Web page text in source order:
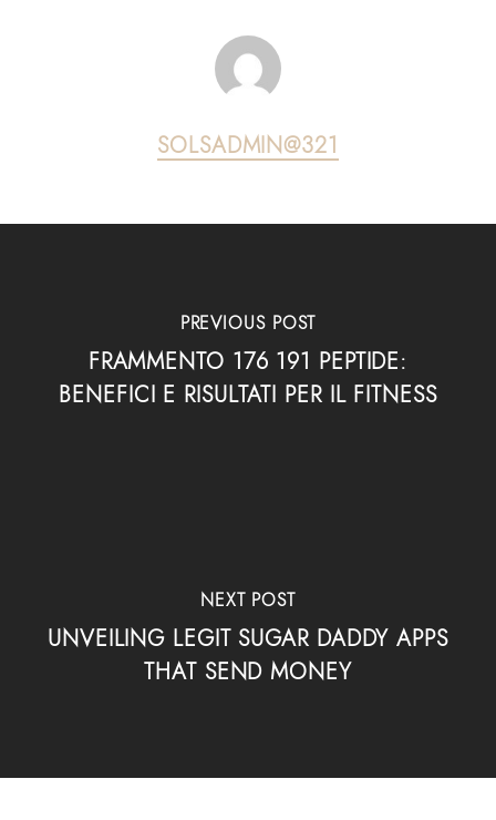
SOLSADMIN@321
PREVIOUS POST
FRAMMENTO 176 191 PEPTIDE:
BENEFICI E RISULTATI PER IL FITNESS
NEXT POST
UNVEILING LEGIT SUGAR DADDY APPS
THAT SEND MONEY